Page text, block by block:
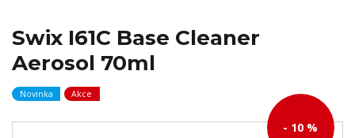
Swix I61C Base Cleaner
Aerosol 70ml
Novinka Akce
- 10 %